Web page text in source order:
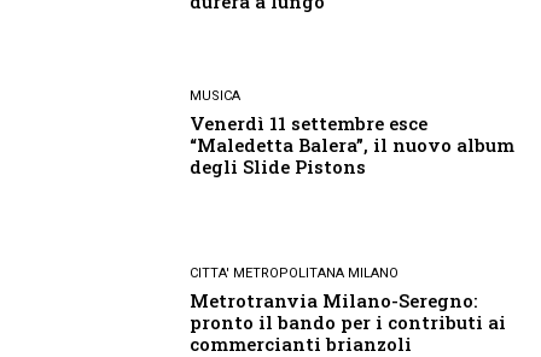
MUSICA
Venerdì 11 settembre esce
“Maledetta Balera”, il nuovo album
degli Slide Pistons
CITTA' METROPOLITANA MILANO
Metrotranvia Milano-Seregno:
pronto il bando per i contributi ai
commercianti brianzoli